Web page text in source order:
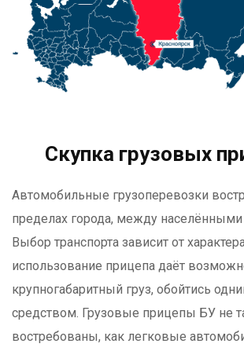
Скупка грузовых
Автомобильные грузоперевозки
пределах города, между населёнными
Выбор транспорта зависит от
использование прицепа даёт
крупногабаритный груз, обойтись
средством. Грузовые прицепы БУ не
востребованы, как легковые